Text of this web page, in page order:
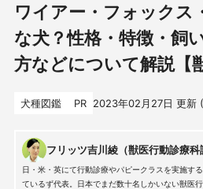
ワイアー・フォックス
な犬？性格・特徴・飼
方などについて解説【
犬種図鑑 PR 2023年02月27日 更新 (
フリッツ吉川綾（獣医行動診療科
日・米・英にて行動診療やパピークラスを実施す
ているず代表。日本でまだ数十名しかいない獣医